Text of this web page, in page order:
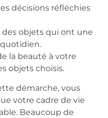
décisions réfléchies
des objets qui ont une
la beauté à votre
objets choisis.
démarche, vous
votre cadre de vie
Beaucoup de